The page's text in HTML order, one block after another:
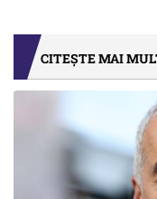
CITEȘTE MAI